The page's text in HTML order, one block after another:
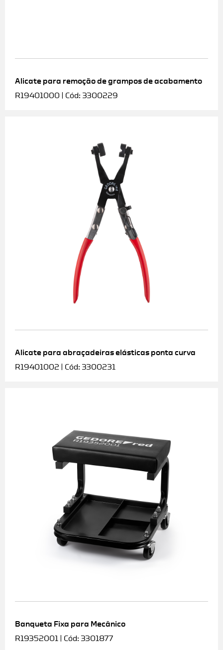
Alicate para remoção de grampos de acabamento
R19401000 | Cód: 3300229
Alicate para abraçadeiras elásticas ponta curva
R19401002 | Cód: 3300231
Banqueta Fixa para Mecânico
R19352001 | Cód: 3301877